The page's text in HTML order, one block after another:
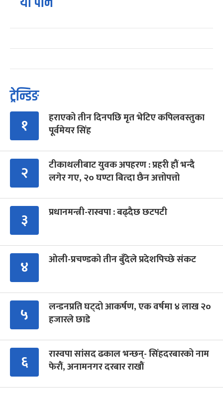
ट्रेन्डिङ
१
हराएको तीन दिनपछि मृत भेटिए कपिलवस्तुका
पूर्वमेयर सिंह
२
टीकाथलीबाट युवक अपहरण : प्रहरी हौं भन्दै
लगेर गए, २० घण्टा बित्दा छैन अत्तोपत्तो
३ प्रधानमन्त्री-रास्वपा : बढ्दैछ छटपटी
४ ओली-प्रचण्डको तीन बुँदेले प्रदेशपिच्छे संकट
५
लन्डनप्रति घट्दो आकर्षण, एक वर्षमा ४ लाख २०
हजारले छाडे
६
रास्वपा सांसद ढकाल भन्छन्- सिंहदरबारको नाम
फेरौं, अनामनगर दरबार राखौं